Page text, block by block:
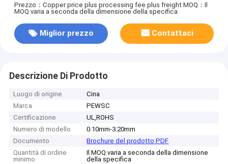
Prezzo：Copper price plus processing fee plus freight MOQ：Il
MOQ varia a seconda della dimensione della specifica
Miglior prezzo Contattaci
Descrizione Di Prodotto
Luogo di origine
Cina
Marca
PEWSC
Certificazione
UL,ROHS
Numero di modello
0.10mm-3.20mm
Documento
Brochure del prodotto PDF
Quantità di ordine
minimo
Il MOQ varia a seconda della dimensione
della specifica